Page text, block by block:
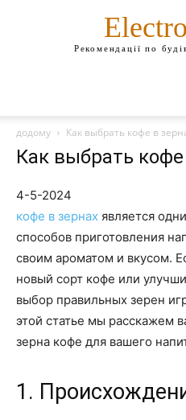
Рекомендації по
додому Как выбрать кофе в
Как выбрать
4-5-2024
кофе в зернах является
способов приготовления
своим ароматом и вкусом.
новый сорт кофе или
выбор правильных зерен
этой статье мы расскажем
зерна кофе для вашего
1.